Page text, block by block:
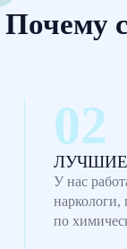
Почему
У нас
наркологи,
по